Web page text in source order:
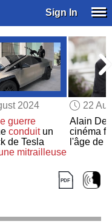
Sign In
2024
guerre
conduitun
de Tesla
mitrailleuse
22
Alain
cinéma
l'âge de